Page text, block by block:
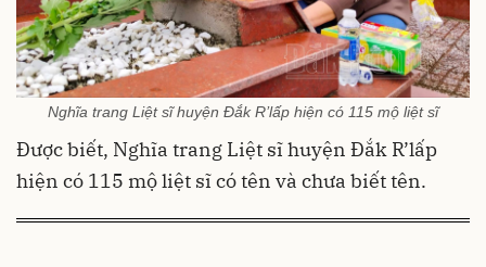
Nghĩa trang Liệt sĩ huyện Đắk R’lấp hiện có 115 mộ liệt sĩ
Được biết, Nghĩa trang Liệt sĩ huyện Đắk R’lấp
hiện có 115 mộ liệt sĩ có tên và chưa biết tên.